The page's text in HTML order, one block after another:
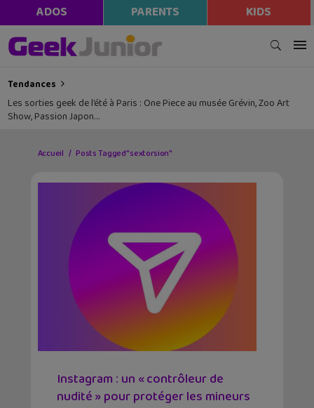
ADOS PARENTS KIDS
Tendances
Les sorties geek de l’été à Paris : One Piece au musée Grévin, Zoo Art
Show, Passion Japon…
Accueil Posts Tagged "sextorsion"
Instagram : un « contrôleur de
nudité » pour protéger les mineurs